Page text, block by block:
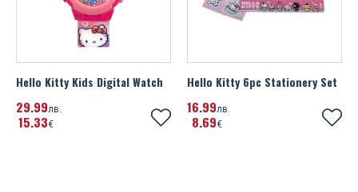
Hello Kitty Kids Digital Watch
29 99лв.
15 33€
Hello Kitty 6pc Stationery Set
16 99лв.
8 69€